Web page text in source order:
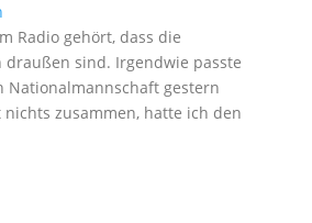
Radio gehört, dass die
draußen sind. Irgendwie passte
Nationalmannschaft gestern
zusammen, hatte ich den